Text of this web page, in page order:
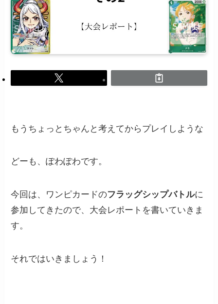
もうちょっとちゃんと考えてからプレイしような
どーも、ぽわぽわです。
今回は、ワンピカードのフラッグシップバトルに
参加してきたので、大会レポートを書いていきま
す。
それではいきましょう！